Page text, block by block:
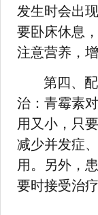
发生时会出
要卧床休息
注意营养，
第四、
治：青霉素
用又小，只
减少并发症
用。另外，
要时接受治